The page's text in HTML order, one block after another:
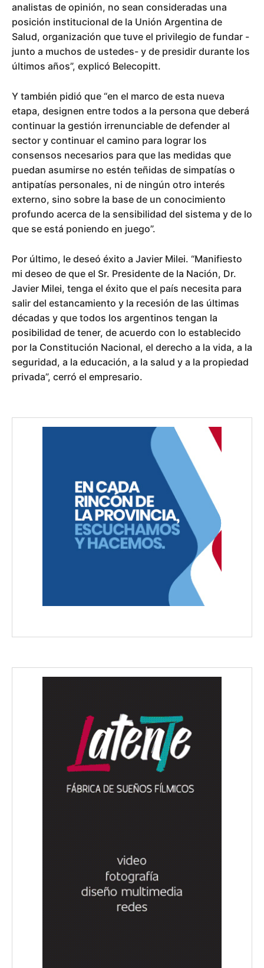
analistas de opinión, no sean consideradas una
posición institucional de la Unión Argentina de
Salud, organización que tuve el privilegio de fundar -
junto a muchos de ustedes- y de presidir durante los
últimos años”, explicó Belecopitt.
Y también pidió que “en el marco de esta nueva
etapa, designen entre todos a la persona que deberá
continuar la gestión irrenunciable de defender al
sector y continuar el camino para lograr los
consensos necesarios para que las medidas que
puedan asumirse no estén teñidas de simpatías o
antipatías personales, ni de ningún otro interés
externo, sino sobre la base de un conocimiento
profundo acerca de la sensibilidad del sistema y de lo
que se está poniendo en juego”.
Por último, le deseó éxito a Javier Milei. “Manifiesto
mi deseo de que el Sr. Presidente de la Nación, Dr.
Javier Milei, tenga el éxito que el país necesita para
salir del estancamiento y la recesión de las últimas
décadas y que todos los argentinos tengan la
posibilidad de tener, de acuerdo con lo establecido
por la Constitución Nacional, el derecho a la vida, a la
seguridad, a la educación, a la salud y a la propiedad
privada”, cerró el empresario.